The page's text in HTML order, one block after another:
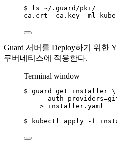
$ ls ~/.guard/pki/
ca.crt
ca.key ml-
Guard 서버를 Deploy하기 위한
쿠버네티스에 적용한다.
Terminal window
$ guard get installer \
--auth-
> installer.yaml
$
kubectl apply -f